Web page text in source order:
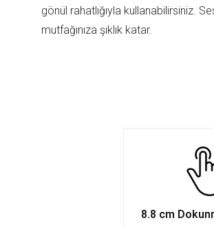
gönül rahatlığıyla kullanabilirsiniz.
mutfağınıza şıklık katar.
8.8 cm